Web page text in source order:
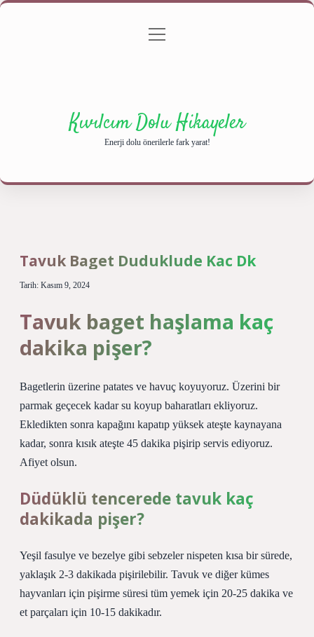
Gizlilik Politikası
menüyü
Kıvılcım Dolu Hikayeler
Enerji dolu önerilerle fark yarat!
Tavuk Baget Duduklude Kac Dk
Tarih: Kasım 9, 2024
Tavuk baget haşlama kaç
dakika pişer?
Bagetlerin üzerine patates ve havuç koyuyoruz. Üzerini bir
parmak geçecek kadar su koyup baharatları ekliyoruz.
Ekledikten sonra kapağını kapatıp yüksek ateşte kaynayana
kadar, sonra kısık ateşte 45 dakika pişirip servis ediyoruz.
Afiyet olsun.
Düdüklü tencerede tavuk kaç
dakikada pişer?
Yeşil fasulye ve bezelye gibi sebzeler nispeten kısa bir sürede,
yaklaşık 2-3 dakikada pişirilebilir. Tavuk ve diğer kümes
hayvanları için pişirme süresi tüm yemek için 20-25 dakika ve
et parçaları için 10-15 dakikadır.